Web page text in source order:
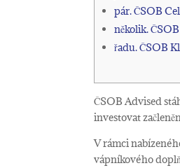
pár. ČSOB
několik.
řadu. ČSOB
ČSOB Advised
investovat
V rámci
vápníkového